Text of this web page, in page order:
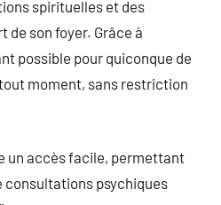
spirituelles et des
de son foyer. Grâce à
possible pour quiconque de
moment, sans restriction
un accès facile, permettant
psychiques